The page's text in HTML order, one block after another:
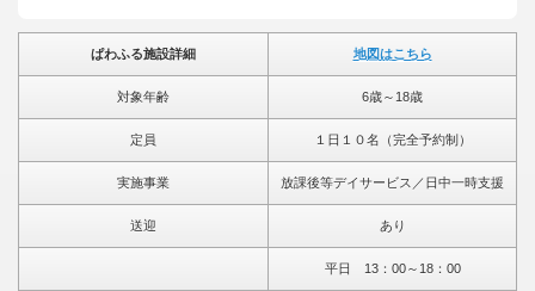
ぱわふる施設詳細 地図はこちら
対象年齢 6歳～18歳
定員 １日１０名（完全予約制）
実施事業 放課後等デイサービス／日中一時支援
送迎 あり
平日 13：00～18：00